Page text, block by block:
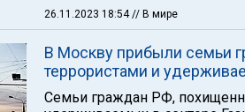
26.11.2023 18:54// В мире
В Москву прибыли семьи
террористами и
Семьи граждан РФ,